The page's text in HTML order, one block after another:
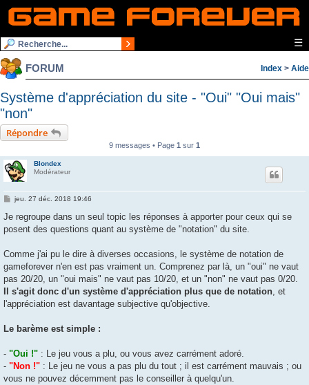
☰
FORUM Index > Aide
Système d'appréciation du site - "Oui" "Oui mais"
"non"
Répondre
9 messages • Page 1 sur 1
Blondex
Modérateur
M
s
a
jeu. 27 déc. 2018 19:46
Je regroupe dans un seul topic les réponses à apporter pour ceux qui se
posent des questions quant au système de "notation" du site.
Comme j'ai pu le dire à diverses occasions, le système de notation de
gameforever n'en est pas vraiment un. Comprenez par là, un "oui" ne vaut
pas 20/20, un "oui mais" ne vaut pas 10/20, et un "non" ne vaut pas 0/20.
Il s'agit donc d'un système d'appréciation plus que de notation, et
l'appréciation est davantage subjective qu'objective.
Le barème est simple :
- "Oui !" : Le jeu vous a plu, ou vous avez carrément adoré.
- "Non !" : Le jeu ne vous a pas plu du tout ; il est carrément mauvais ; ou
vous ne pouvez décemment pas le conseiller à quelqu'un.